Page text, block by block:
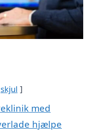
skjul
med
hjælpe